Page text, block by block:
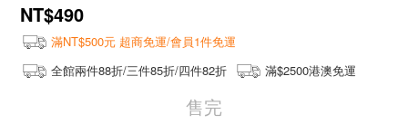
NT$490
滿NT$500元 超商免運/會員1件免運
全館兩件88折/三件85折/四件82折
滿$2500港澳免運
售完